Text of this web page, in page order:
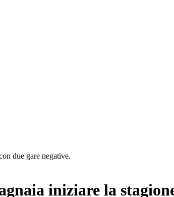
due gare negative.
iniziare la